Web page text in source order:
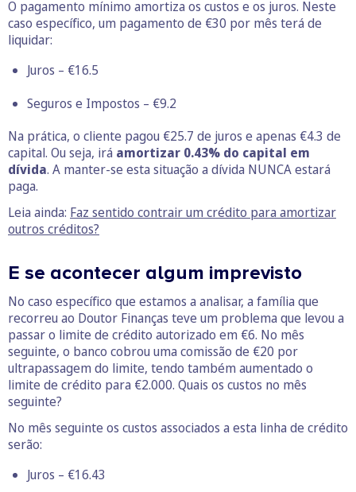
O pagamento mínimo amortiza os custos e os juros. Neste
caso específico, um pagamento de €30 por mês terá de
liquidar:
Juros – €16.5
Seguros e Impostos – €9.2
Na prática, o cliente pagou €25.7 de juros e apenas €4.3 de
capital. Ou seja, irá amortizar 0.43% do capital em
dívida. A manter-se esta situação a dívida NUNCA estará
paga.
Leia ainda: Faz sentido contrair um crédito para amortizar
outros créditos?
E se acontecer algum imprevisto
No caso específico que estamos a analisar, a família que
recorreu ao Doutor Finanças teve um problema que levou a
passar o limite de crédito autorizado em €6. No mês
seguinte, o banco cobrou uma comissão de €20 por
ultrapassagem do limite, tendo também aumentado o
limite de crédito para €2.000. Quais os custos no mês
seguinte?
No mês seguinte os custos associados a esta linha de crédito
serão:
Juros – €16.43